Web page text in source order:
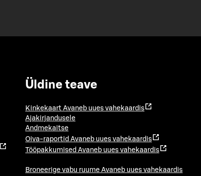
Üldine teave
Kinkekaart Avaneb uues vahekaardis
Ajakirjandusele
Andmekaitse
Oiva-raportid Avaneb uues vahekaardis
Tööpakkumised Avaneb uues vahekaardis
Broneerige vabu ruume Avaneb uues vahekaardis